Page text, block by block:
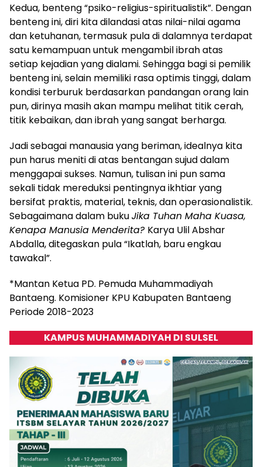
Kedua, benteng “psiko-religius-spiritualistik”. Dengan
benteng ini, diri kita dilandasi atas nilai-nilai agama
dan ketuhanan, termasuk pula di dalamnya terdapat
satu kemampuan untuk mengambil ibrah atas
setiap kejadian yang dialami. Sehingga bagi si pemilik
benteng ini, selain memiliki rasa optimis tinggi, dalam
kondisi terburuk berdasarkan pandangan orang lain
pun, dirinya masih akan mampu melihat titik cerah,
titik kebaikan, dan ibrah yang sangat berharga.
Jadi sebagai manausia yang beriman, idealnya kita
pun harus meniti di atas bentangan sujud dalam
menggapai sukses. Namun, tulisan ini pun sama
sekali tidak mereduksi pentingnya ikhtiar yang
bersifat praktis, material, teknis, dan operasionalistik.
Sebagaimana dalam bukuJika Tuhan Maha Kuasa,
Kenapa Manusia Menderita? Karya Ulil Abshar
Abdalla, ditegaskan pula “Ikatlah, baru engkau
tawakal”.
*Mantan Ketua PD. Pemuda Muhammadiyah
Bantaeng. Komisioner KPU Kabupaten Bantaeng
Periode 2018-2023
KAMPUS MUHAMMADIYAH DI SULSEL